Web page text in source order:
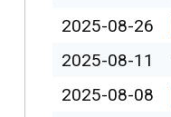
2025-08-26
2025-08-11
2025-08-08